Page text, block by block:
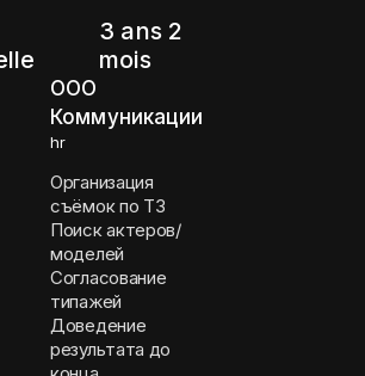
3 ans 2
mois
ООО
Коммуникации
hr
Организация
съёмок по ТЗ
Поиск актеров/
моделей
Согласование
типажей
Доведение
результата до